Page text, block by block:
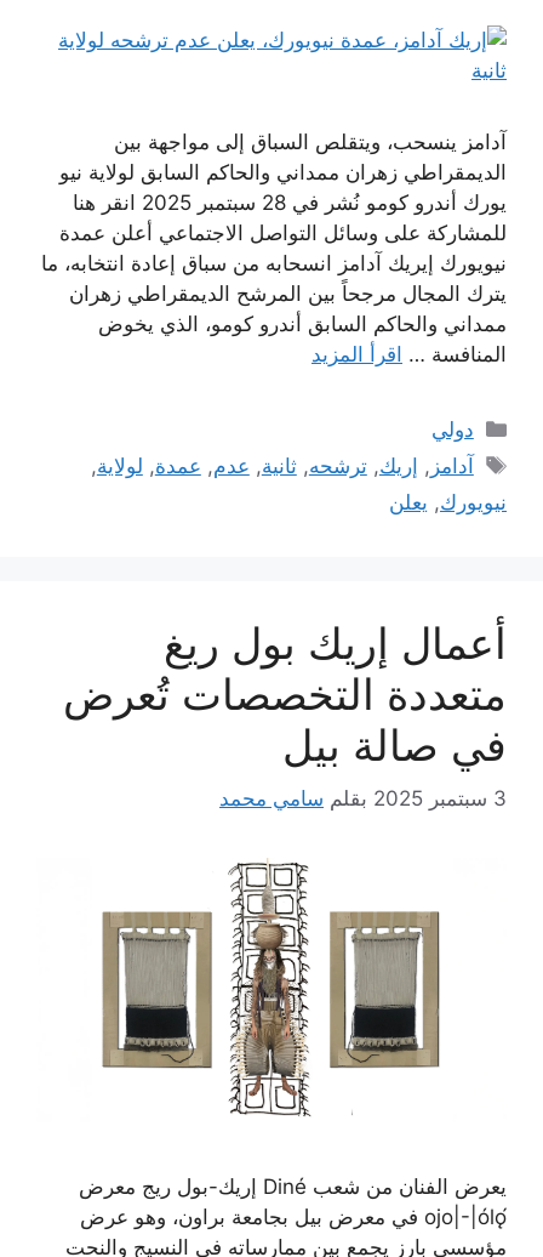
آدامز ينسحب، ويتقلص السباق إلى مواجهة بين
الديمقراطي زهران ممداني والحاكم السابق لولاية نيو
يورك أندرو كومو نُشر في 28 سبتمبر 2025 انقر هنا
للمشاركة على وسائل التواصل الاجتماعي أعلن عمدة
نيويورك إيريك آدامز انسحابه من سباق إعادة انتخابه، ما
يترك المجال مرجحاً بين المرشح الديمقراطي زهران
ممداني والحاكم السابق أندرو كومو، الذي يخوض
المنافسة … اقرأ المزيد
التصنيفات
دولي
الوسوم
آدامز , إريك,ترشحه,ثانية, عدم, عمدة, لولاية,
نيويورك, يعلن
أعمال إريك بول ريغ
متعددة التخصصات تُعرض
في صالة بيل
3 سبتمبر 2025 بقلم سامي محمد
يعرض الفنان من شعب Diné إريك-بول ريج معرض
ojo|-|ólǫ́ في معرض بيل بجامعة براون، وهو عرض
مؤسسي بارز يجمع بين ممارساته في النسيج والنحت